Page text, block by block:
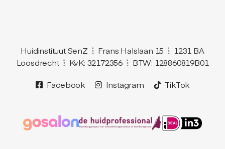
Huidinstituut SenZ Frans Halslaan 15
1231 BA
Loosdrecht
KvK: 32172356
BTW: 128860819B01
Facebook
Instagram TikTok